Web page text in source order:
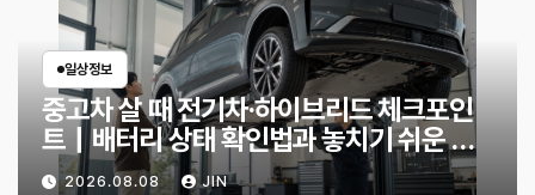
일상정보
중고차 살 때 전기차·하이브리드 체크포인
트｜배터리 상태 확인법과 놓치기 쉬운 위
험 신호
2026.08.08 JIN